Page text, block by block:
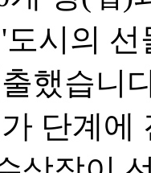
시의
했습니
단계에